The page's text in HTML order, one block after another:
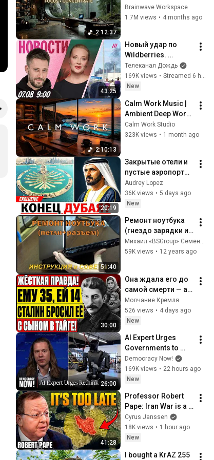
2:12:37
Immersive
Productivity
Music
Brainwave Workspace
1.7M views • 4 months ago
43:25
Новый удар по
Wildberries.
Навальная
призвала
голосовать за
предложили
отменить
Телеканал Дождь
169K views •
Streamed 6 hours ago
New
2:10:13
Calm Work Music |
Ambient Deep Work
for Focus,
Productivity & Flow
Calm Work Studio
323K views • 1 month ago
20:19
Закрытые отели и
пустые аэропорты:
почему
туристический бум
Дубая может
2026 году?
Audrey Lopez
36K views • 5 days ago
New
51:40
Ремонт ноутбука
(гнездо зарядки и
восстановление
корпуса, петель)
Михаил «BSGroup» Семенов
59K views • 12 years ago
30:00
Она ждала его до
самой смерти — а
Сталин так и не
написал!
РЕАЛЬНАЯ
Молчание Кремля
526 views • 4 days ago
New
26:00
AI Expert Urges
Governments to
Bring Development
to "Grinding Halt"
Amid Fears of
Democracy Now!
169K views • 22 hours ago
New
41:28
Professor Robert
Pape: Iran War is a
Trap and America
Has No Way Out!
Cyrus Janssen
18K views • 1 hour ago
New
I bought a KrAZ 255